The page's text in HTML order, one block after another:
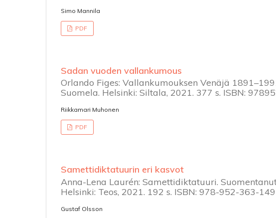
Simo Mannila
PDF
Sadan vuoden vallankumous
Orlando Figes: Vallankumouksen Venäjä
Suomela. Helsinki: Siltala, 2021. 377 s. ISBN:
Riikkamari Muhonen
PDF
Samettidiktatuurin eri kasvot
Anna-Lena Laurén: Samettidiktatuuri.
Helsinki: Teos, 2021. 192 s. ISBN: 978-952-363-
Gustaf Olsson